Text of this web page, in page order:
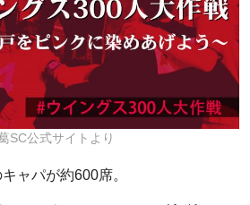
SC公式サイトより
ャパが約600席。